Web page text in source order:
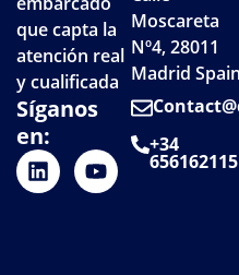
que capta la
atención real
y cualificada
Síganos
en:
Moscareta
Nº4, 28011
Madrid Spain
+34
656162115